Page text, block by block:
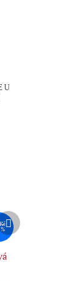
U
Další
produkt